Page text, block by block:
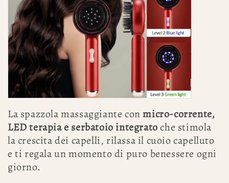
La spazzola massaggiante conmicro-corrente,
LED terapia e serbatoio integratoche stimola
la crescita dei capelli, rilassa il cuoio capelluto
e ti regala un momento di puro benessere ogni
giorno.